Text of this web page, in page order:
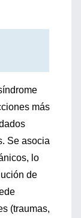
más
Se asocia
lo
de
(traumas,